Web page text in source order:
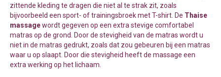
zittende kleding te dragen die niet al te strak zit, zoals
bijvoorbeeld een sport- of trainingsbroek met T-shirt. De Thaise
massagewordt gegeven op een extra stevige comfortabel
matras op de grond. Door de stevigheid van de matras wordt u
niet in de matras gedrukt, zoals dat zou gebeuren bij een matras
waar u op slaapt. Door die stevigheid heeft de massage een
extra werking op het lichaam.